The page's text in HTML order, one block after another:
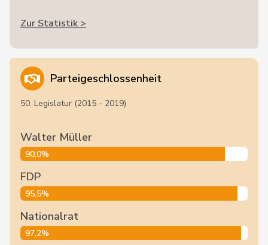
Zur Statistik >
Parteigeschlossenheit
50. Legislatur (2015 - 2019)
Walter Müller
90,0%
FDP
95,5%
Nationalrat
97,2%